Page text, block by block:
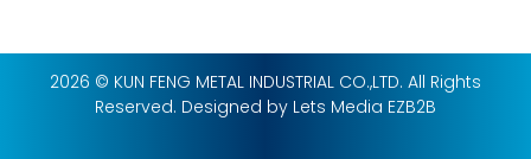
2026 © KUN FENG METAL INDUSTRIAL CO.,LTD. All Rights
Reserved. Designed by Lets Media EZB2B